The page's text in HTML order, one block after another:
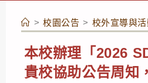
> 校園公告 > 校外宣導與活
本校辦理「2026
貴校協助公告周知